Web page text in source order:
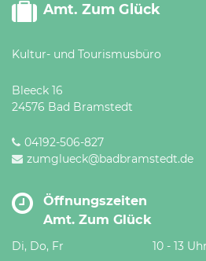
Amt. Zum Glück
Kultur- und Tourismusbüro
Bleeck 16
24576 Bad Bramstedt
04192-506-827
zumglueck@badbramstedt.de
Öffnungszeiten
Amt. Zum Glück
Di, Do, Fr 10 - 13 Uhr